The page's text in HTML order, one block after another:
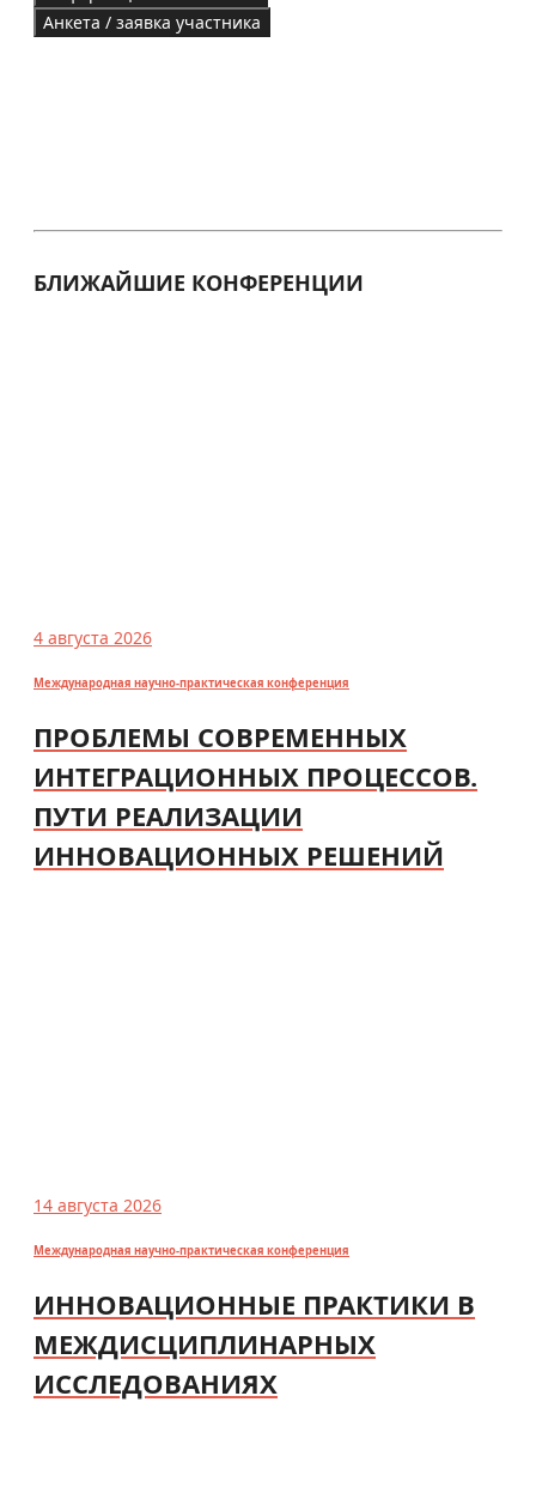
Анкета / заявка участника
БЛИЖАЙШИЕ КОНФЕРЕНЦИИ
4 августа 2026
Международная научно-практическая конференция
ПРОБЛЕМЫ СОВРЕМЕННЫХ
ИНТЕГРАЦИОННЫХ ПРОЦЕССОВ.
ПУТИ РЕАЛИЗАЦИИ
ИННОВАЦИОННЫХ РЕШЕНИЙ
14 августа 2026
Международная научно-практическая конференция
ИННОВАЦИОННЫЕ ПРАКТИКИ В
МЕЖДИСЦИПЛИНАРНЫХ
ИССЛЕДОВАНИЯХ